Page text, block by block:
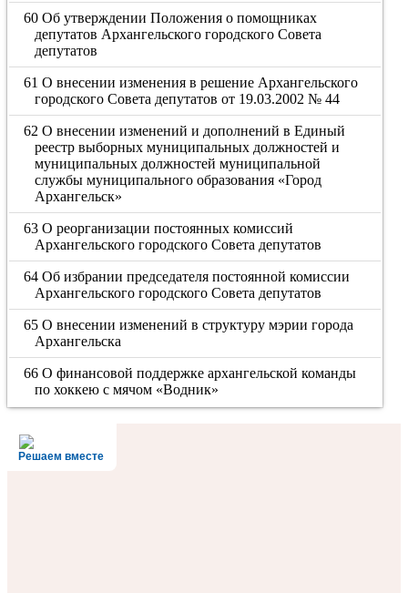
60 Об утверждении Положения о помощниках
депутатов Архангельского городского Совета
депутатов
61 О внесении изменения в решение Архангельского
городского Совета депутатов от 19.03.2002 № 44
62 О внесении изменений и дополнений в Единый
реестр выборных муниципальных должностей и
муниципальных должностей муниципальной
службы муниципального образования «Город
Архангельск»
63 О реорганизации постоянных комиссий
Архангельского городского Совета депутатов
64 Об избрании председателя постоянной комиссии
Архангельского городского Совета депутатов
65 О внесении изменений в структуру мэрии города
Архангельска
66 О финансовой поддержке архангельской команды
по хоккею с мячом «Водник»
Решаем вместе